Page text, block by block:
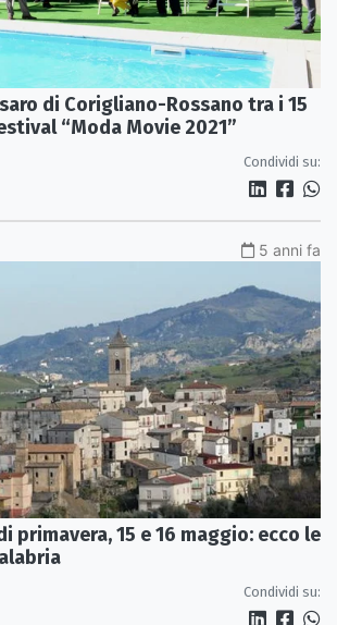
di Corigliano-Rossano tra i 15
“Moda Movie 2021”
Condividi su:
5 anni fa
primavera, 15 e 16 maggio: ecco le
Condividi su: